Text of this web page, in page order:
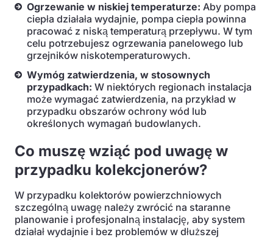
Ogrzewanie w niskiej temperaturze: Aby pompa
ciepła działała wydajnie, pompa ciepła powinna
pracować z niską temperaturą przepływu. W tym
celu potrzebujesz ogrzewania panelowego lub
grzejników niskotemperaturowych.
Wymóg zatwierdzenia, w stosownych
przypadkach: W niektórych regionach instalacja
może wymagać zatwierdzenia, na przykład w
przypadku obszarów ochrony wód lub
określonych wymagań budowlanych.
Co muszę wziąć pod uwagę w
przypadku kolekcjonerów?
W przypadku kolektorów powierzchniowych
szczególną uwagę należy zwrócić na staranne
planowanie i profesjonalną instalację, aby system
działał wydajnie i bez problemów w dłuższej